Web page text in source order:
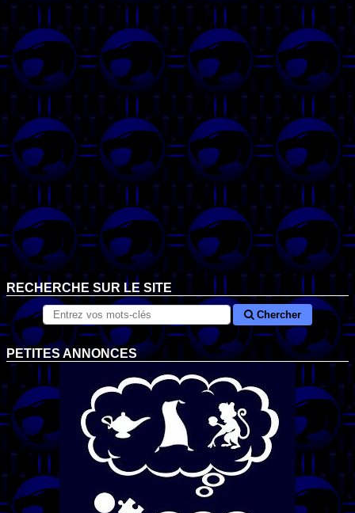
RECHERCHE SUR LE SITE
Chercher
PETITES ANNONCES